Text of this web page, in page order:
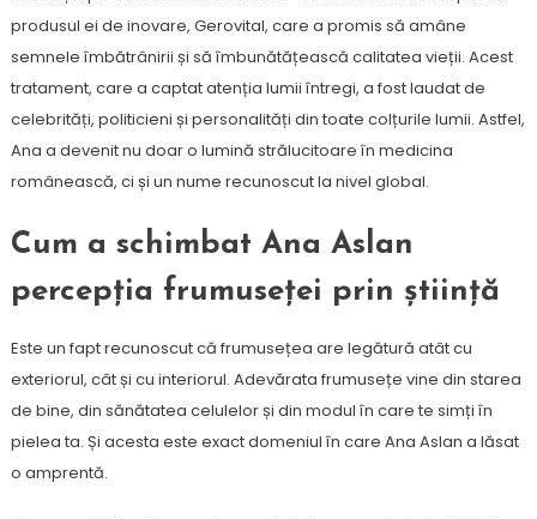
produsul ei de inovare, Gerovital, care a promis să amâne
semnele îmbătrânirii și să îmbunătățească calitatea vieții. Acest
tratament, care a captat atenția lumii întregi, a fost laudat de
celebrități, politicieni și personalități din toate colțurile lumii. Astfel,
Ana a devenit nu doar o lumină strălucitoare în medicina
românească, ci și un nume recunoscut la nivel global.
Cum a schimbat Ana Aslan
percepția frumuseței prin știință
Este un fapt recunoscut că frumusețea are legătură atât cu
exteriorul, cât și cu interiorul. Adevărata frumusețe vine din starea
de bine, din sănătatea celulelor și din modul în care te simți în
pielea ta. Și acesta este exact domeniul în care Ana Aslan a lăsat
o amprentă.